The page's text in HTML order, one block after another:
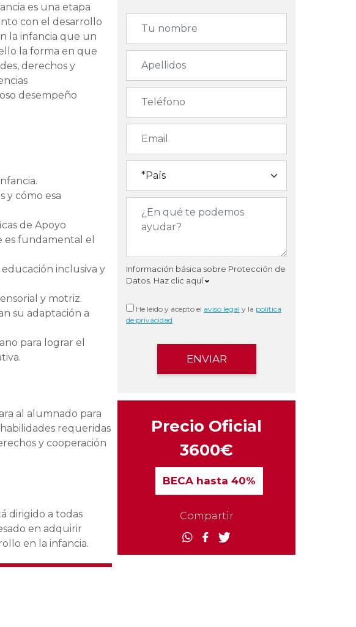
es una etapa
con el desarrollo
la infancia que un
la forma en que
derechos y
desempeño
y cómo esa
de Apoyo
es fundamental el
inclusiva y
y motriz.
su adaptación a
para lograr el
al alumnado para
requeridas
y cooperación
dirigido a todas
en adquirir
en la infancia.
Información básica sobre Protección de
Datos. Haz clic aquí
He leído y acepto el aviso legal y la política
de privacidad
Precio Oficial
3600€
BECAhasta 40%
Compartir